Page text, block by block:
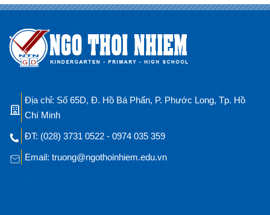
Địa chỉ: Số 65D, Đ. Hồ Bá Phấn, P. Phước Long, Tp. Hồ
Chí Minh
ĐT: (028) 3731 0522 - 0974 035 359
Email: truong@ngothoinhiem.edu.vn